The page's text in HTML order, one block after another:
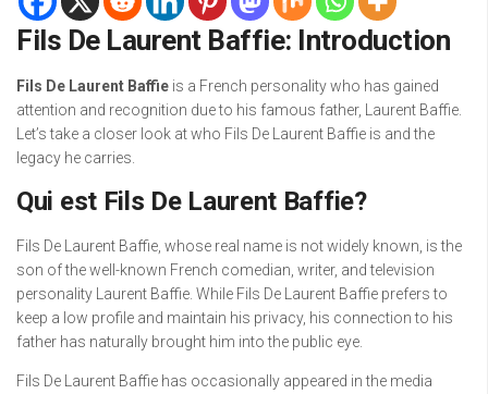
Fils De Laurent Baffie: Introduction
Fils De Laurent Baffie is a French personality who has gained
attention and recognition due to his famous father, Laurent Baffie.
Let’s take a closer look at who Fils De Laurent Baffie is and the
legacy he carries.
Qui est Fils De Laurent Baffie?
Fils De Laurent Baffie, whose real name is not widely known, is the
son of the well-known French comedian, writer, and television
personality Laurent Baffie. While Fils De Laurent Baffie prefers to
keep a low profile and maintain his privacy, his connection to his
father has naturally brought him into the public eye.
Fils De Laurent Baffie has occasionally appeared in the media